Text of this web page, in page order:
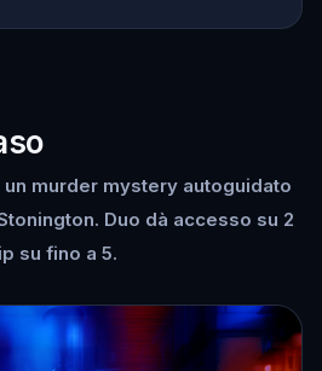
murder mystery autoguidato
Duo dà accesso su 2
su fino a 5.